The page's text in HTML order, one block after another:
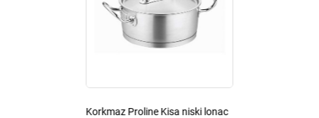
Korkmaz Proline Kisa niski lonac